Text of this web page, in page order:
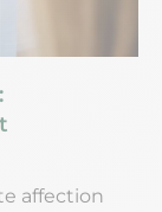
affection